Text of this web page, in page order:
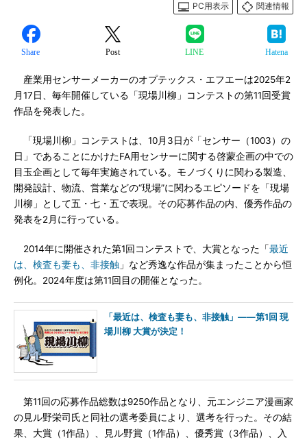
PC用表示
関連情報
Share Post LINE Hatena
産業用センサーメーカーのオプテックス・エフエーは2025年2
月17日、毎年開催している「現場川柳」コンテストの第11回受賞
作品を発表した。
「現場川柳」コンテストは、10月3日が「センサー（1003）の
日」であることにかけたFA用センサーに関する啓蒙企画の中での
目玉企画として毎年実施されている。モノづくりに関わる製造、
開発設計、物流、営業などの“現場”に関わるエピソードを「現場
川柳」として五・七・五で表現。その応募作品の内、優秀作品の
発表を2月に行っている。
2014年に開催された第1回コンテストで、大賞となった「最近
は、検査も妻も、非接触 」など秀逸な作品が集まったことから恒
例化。2024年度は第11回目の開催となった。
「最近は、検査も妻も、非接触」――第1回 現
場川柳 大賞が決定！
第11回の応募作品総数は9250作品となり、元エンジニア漫画家
の見ル野栄司氏と同社の選考委員により、選考を行った。その結
果、大賞（1作品）、見ル野賞（1作品）、優秀賞（3作品）、入